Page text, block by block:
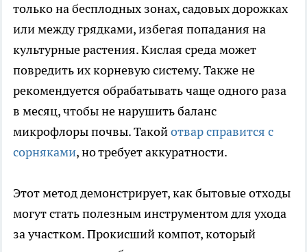
только на бесплодных зонах, садовых дорожках
или между грядками, избегая попадания на
культурные растения. Кислая среда может
повредить их корневую систему. Также не
рекомендуется обрабатывать чаще одного раза
в месяц, чтобы не нарушить баланс
микрофлоры почвы. Такойотвар справится с
сорняками, но требует аккуратности.
Этот метод демонстрирует, как бытовые отходы
могут стать полезным инструментом для ухода
за участком. Прокисший компот, который